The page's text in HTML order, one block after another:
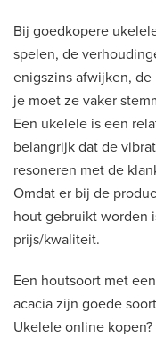
Bij goedkopere
spelen, de
enigszins afwijken,
je moet ze vaker
Een ukelele is een
belangrijk dat de
resoneren met de
Omdat er bij de
hout gebruikt worden
prijs/kwaliteit.
Een houtsoort met
acacia zijn goede
Ukelele online